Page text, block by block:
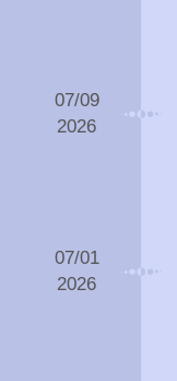
07/09
2026
07/01
2026